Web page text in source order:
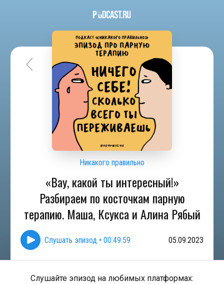
Никакого правильно
«Вау, какой ты интересный!»
Разбираем по косточкам парную
терапию. Маша, Ксукса и Алина Рябый
Слушать эпизод • 00:49:59 05.09.2023
Слушайте эпизод на любимых платформах: